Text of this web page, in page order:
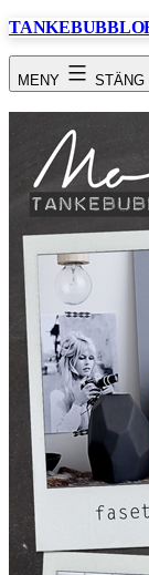
Hoppa
MENY STÄNG